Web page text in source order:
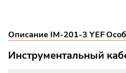
Описание IM-201-3 YEF
Инструментальный